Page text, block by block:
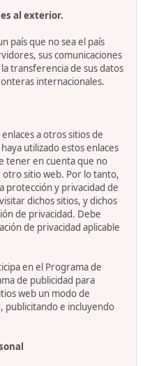
al exterior.
país que no sea el país
sus comunicaciones
transferencia de sus datos
internacionales.
a otros sitios de
utilizado estos enlaces
tener en cuenta que no
sitio web. Por lo tanto,
protección y privacidad de
dichos sitios, y dichos
de privacidad. Debe
de privacidad aplicable
en el Programa de
de publicidad para
web un modo de
publicitando e incluyendo